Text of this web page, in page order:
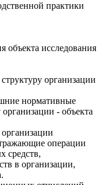
практики
объекта исследования
организации
нормативные
- объекта
операции
средств,
в организации,